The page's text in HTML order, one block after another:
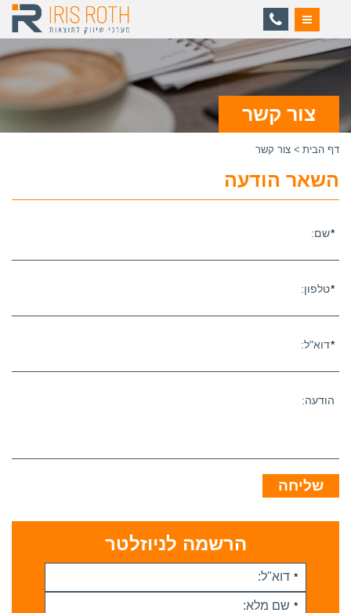
ניווט
צור קשר
דף הבית צור קשר
השאר הודעה
*שם:
*טלפון:
*דוא"ל:
הודעה:
שליחה
הרשמה לניוזלטר
* דוא"ל:
* שם מלא: